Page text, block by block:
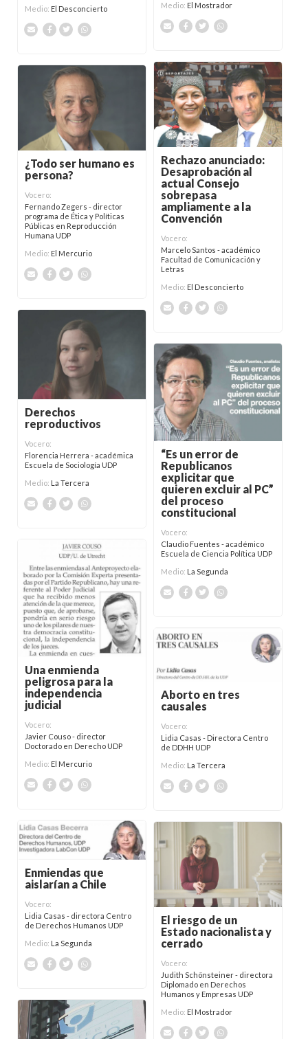
Medio: El Mostrador
Medio: El Desconcierto
Rechazo anunciado:
Desaprobación al
actual Consejo
sobrepasa
ampliamente a la
Convención
Vocero:
Marcelo Santos - académico
Facultad de Comunicación y
Letras
Medio: El Desconcierto
¿Todo ser humano es
persona?
Vocero:
Fernando Zegers - director
programa de Ética y Políticas
Públicas en Reproducción
Humana UDP
Medio: El Mercurio
Derechos
reproductivos
Vocero:
Florencia Herrera - académica
Escuela de Sociología UDP
Medio: La Tercera
“Es un error de
Republicanos
explicitar que
quieren excluir al PC”
del proceso
constitucional
Vocero:
Claudio Fuentes - académico
Escuela de Ciencia Política UDP
Medio: La Segunda
Una enmienda
peligrosa para la
independencia
judicial
Vocero:
Javier Couso - director
Doctorado en Derecho UDP
Medio: El Mercurio
Aborto en tres
causales
Vocero:
Lidia Casas - Directora Centro
de DDHH UDP
Medio: La Tercera
Enmiendas que
aislarían a Chile
Vocero:
Lidia Casas - directora Centro
de Derechos Humanos UDP
Medio: La Segunda
El riesgo de un
Estado nacionalista y
cerrado
Vocero:
Judith Schönsteiner - directora
Diplomado en Derechos
Humanos y Empresas UDP
Medio: El Mostrador